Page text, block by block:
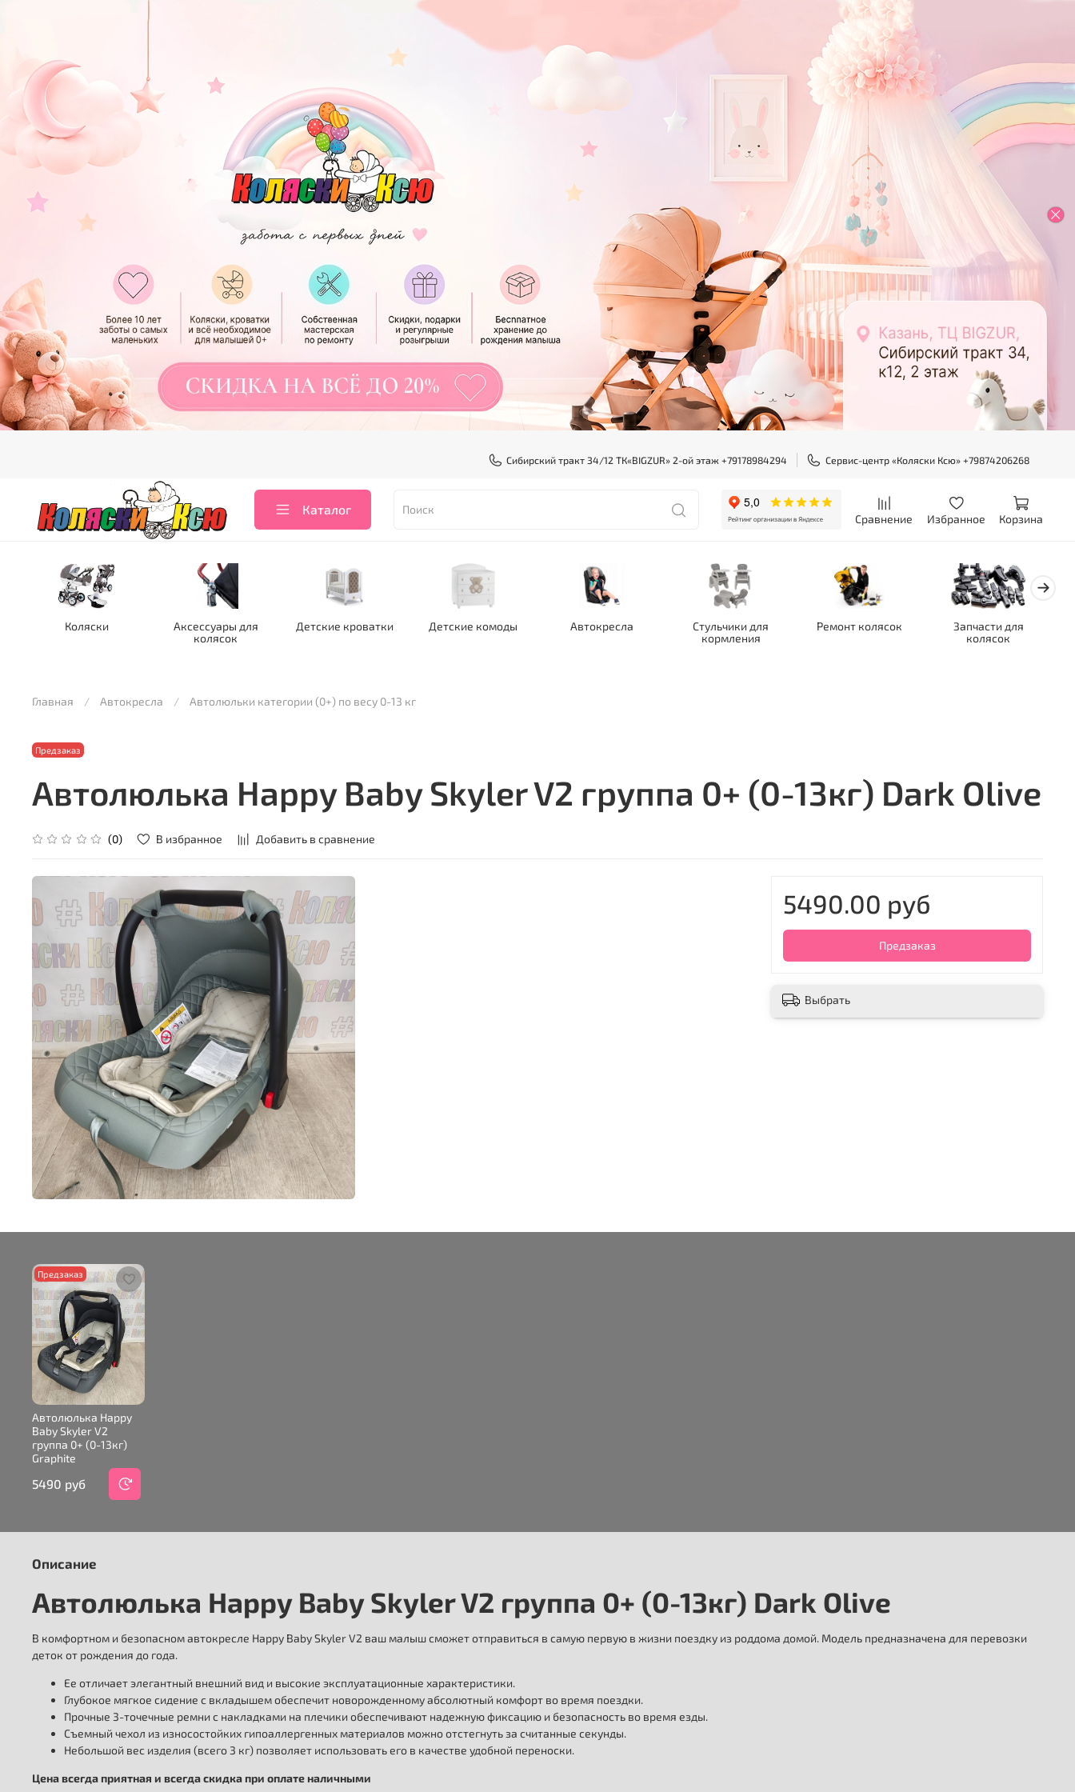
Сибирский тракт 34/12 ТК«BIGZUR» 2-ой этаж +79178984294 Сервис-центр «Коляски Ксю» +79874206268
Каталог
Сравнение Избранное Корзина
Коляски
Аксессуары для
колясок
Детские кроватки Детские комоды Автокресла
Стульчики для
кормления
Ремонт колясок
Запчасти для
колясок
Главная Автокресла Автолюльки категории (0+) по весу 0-13 кг
Предзаказ
Автолюлька Happy Baby Skyler V2 группа 0+ (0-13кг) Dark Olive
(0) В избранное Добавить в сравнение
5490.00 руб
Предзаказ
Выбрать
Предзаказ
Автолюлька Happy
Baby Skyler V2
группа 0+ (0-13кг)
Graphite
5490 руб
Описание
Автолюлька Happy Baby Skyler V2 группа 0+ (0-13кг) Dark Olive
В комфортном и безопасном автокресле Happy Baby Skyler V2 ваш малыш сможет отправиться в самую первую в жизни поездку из роддома домой. Модель предназначена для перевозки
деток от рождения до года.
Ее отличает элегантный внешний вид и высокие эксплуатационные характеристики.
Глубокое мягкое сидение с вкладышем обеспечит новорожденному абсолютный комфорт во время поездки.
Прочные 3-точечные ремни с накладками на плечики обеспечивают надежную фиксацию и безопасность во время езды.
Съемный чехол из износостойких гипоаллергенных материалов можно отстегнуть за считанные секунды.
Небольшой вес изделия (всего 3 кг) позволяет использовать его в качестве удобной переноски.
Цена всегда приятная и всегда скидка при оплате наличными